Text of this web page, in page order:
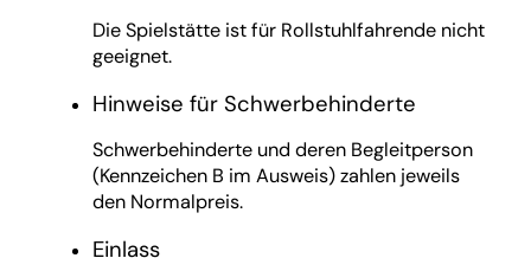
Die Spielstätte ist für Rollstuhlfahrende nicht
geeignet.
Hinweise für Schwerbehinderte
Schwerbehinderte und deren Begleitperson
(Kennzeichen B im Ausweis) zahlen jeweils
den Normalpreis.
Einlass